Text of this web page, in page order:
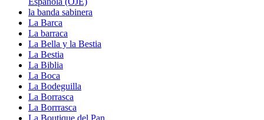
la banda sabinera
La Barca
La barraca
La Bella y la Bestia
La Bestia
La Biblia
La Boca
La Bodeguilla
La Borrasca
La Borrrasca
La Boutique del Pan